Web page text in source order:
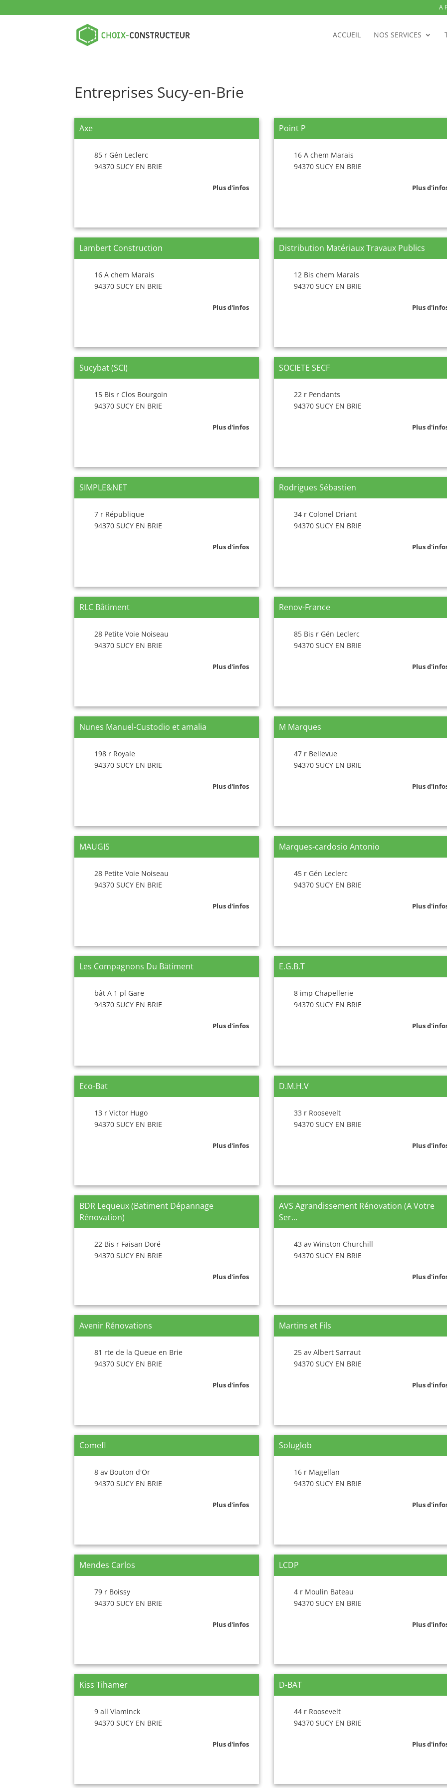
A
ACCUEIL NOS SERVICES
Entreprises Sucy-en-Brie
Axe
85 r Gén Leclerc
94370 SUCY EN BRIE
Plus d'infos
Point P
16 A chem Marais
94370 SUCY EN BRIE
Plus
Lambert Construction
16 A chem Marais
94370 SUCY EN BRIE
Plus d'infos
Distribution Matériaux Travaux Publics
12 Bis chem Marais
94370 SUCY EN BRIE
Plus
Sucybat (SCI)
15 Bis r Clos Bourgoin
94370 SUCY EN BRIE
Plus d'infos
SOCIETE SECF
22 r Pendants
94370 SUCY EN BRIE
Plus
SIMPLE&NET
7 r République
94370 SUCY EN BRIE
Plus d'infos
Rodrigues Sébastien
34 r Colonel Driant
94370 SUCY EN BRIE
Plus
RLC Bâtiment
28 Petite Voie Noiseau
94370 SUCY EN BRIE
Plus d'infos
Renov-France
85 Bis r Gén Leclerc
94370 SUCY EN BRIE
Plus
Nunes Manuel-Custodio et amalia
198 r Royale
94370 SUCY EN BRIE
Plus d'infos
M Marques
47 r Bellevue
94370 SUCY EN BRIE
Plus
MAUGIS
28 Petite Voie Noiseau
94370 SUCY EN BRIE
Plus d'infos
Marques-cardosio Antonio
45 r Gén Leclerc
94370 SUCY EN BRIE
Plus
Les Compagnons Du Bätiment
bât A 1 pl Gare
94370 SUCY EN BRIE
Plus d'infos
E.G.B.T
8 imp Chapellerie
94370 SUCY EN BRIE
Plus
Eco-Bat
13 r Victor Hugo
94370 SUCY EN BRIE
Plus d'infos
D.M.H.V
33 r Roosevelt
94370 SUCY EN BRIE
Plus
BDR Lequeux (Batiment Dépannage
Rénovation)
22 Bis r Faisan Doré
94370 SUCY EN BRIE
Plus d'infos
AVS Agrandissement Rénovation (A Votre
Ser...
43 av Winston Churchill
94370 SUCY EN BRIE
Plus
Avenir Rénovations
81 rte de la Queue en Brie
94370 SUCY EN BRIE
Plus d'infos
Martins et Fils
25 av Albert Sarraut
94370 SUCY EN BRIE
Plus
Comefl
8 av Bouton d'Or
94370 SUCY EN BRIE
Plus d'infos
Soluglob
16 r Magellan
94370 SUCY EN BRIE
Plus
Mendes Carlos
79 r Boissy
94370 SUCY EN BRIE
Plus d'infos
LCDP
4 r Moulin Bateau
94370 SUCY EN BRIE
Plus
Kiss Tihamer
9 all Vlaminck
94370 SUCY EN BRIE
Plus d'infos
D-BAT
44 r Roosevelt
94370 SUCY EN BRIE
Plus